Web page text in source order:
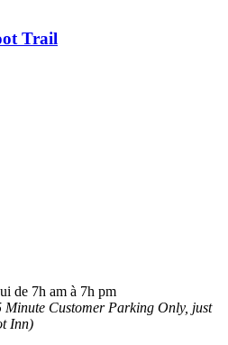
Trail
de 7h am à 7h pm
Minute Customer Parking Only, just
Inn)